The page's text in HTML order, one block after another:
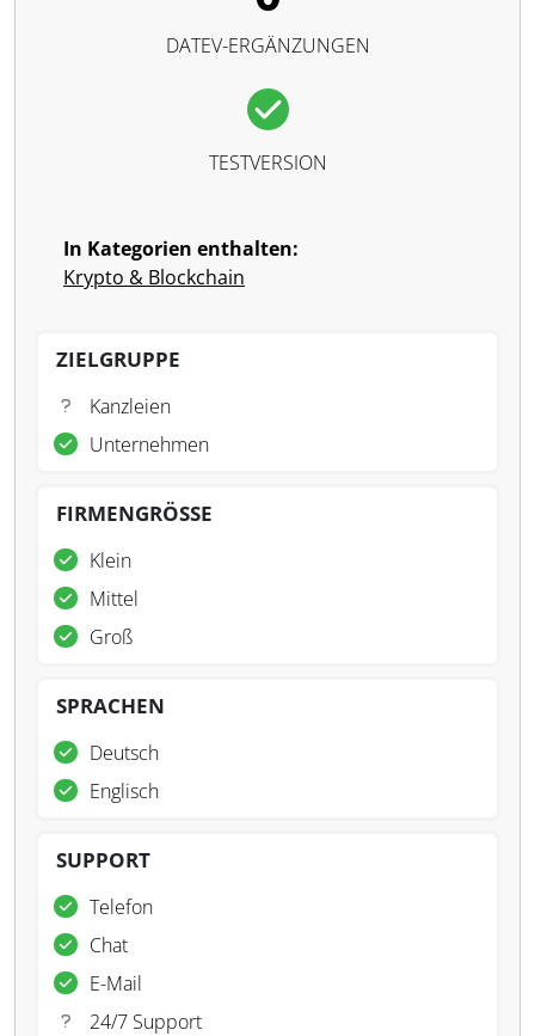
DATEV-ERGÄNZUNGEN
TESTVERSION
In Kategorien enthalten:
Krypto & Blockchain
ZIELGRUPPE
Kanzleien
Unternehmen
FIRMENGRÖSSE
Klein
Mittel
Groß
SPRACHEN
Deutsch
Englisch
SUPPORT
Telefon
Chat
E-Mail
24/7 Support